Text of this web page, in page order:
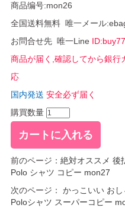
商品编号:mon26
全国送料無料 唯一メール
お問合せ先 唯一Line
商品が届く,確認してから銀行
応
国内発送 安全必ず届く
購買数量
前のページ： 絶対オススメ 後
Polo シャツ コピー mon27
次のページ：
かっこいい お
Poloシャツ スーパーコピー